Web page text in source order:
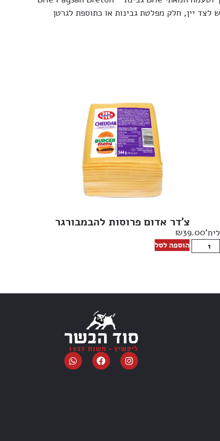
צ’דר אדום פרוסות להבמבורגר
ליח' ₪39.00
הוספה לסל